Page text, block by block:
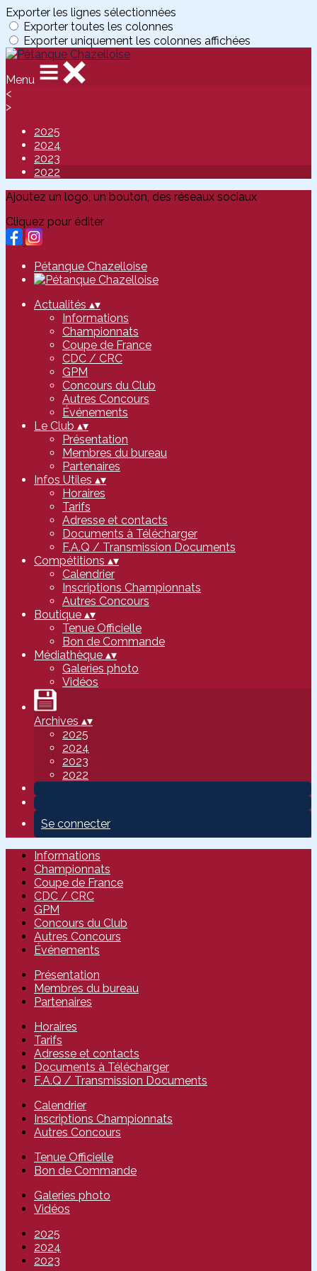
Exporter les lignes sélectionnées
Exporter toutes les colonnes
Exporter uniquement les colonnes affichées
Menu
<
>
2025
2024
2023
2022
Ajoutez un logo, un bouton, des réseaux sociaux
Cliquez pour éditer
Pétanque Chazelloise
Actualités ▴▾
Informations
Championnats
Coupe de France
CDC / CRC
GPM
Concours du Club
Autres Concours
Événements
Le Club ▴▾
Présentation
Membres du bureau
Partenaires
Infos Utiles ▴▾
Horaires
Tarifs
Adresse et contacts
Documents à Télécharger
F.A.Q / Transmission Documents
Compétitions ▴▾
Calendrier
Inscriptions Championnats
Autres Concours
Boutique ▴▾
Tenue Officielle
Bon de Commande
Médiathèque ▴▾
Galeries photo
Vidéos
Archives ▴▾
2025
2024
2023
2022
Se connecter
Informations
Championnats
Coupe de France
CDC / CRC
GPM
Concours du Club
Autres Concours
Événements
Présentation
Membres du bureau
Partenaires
Horaires
Tarifs
Adresse et contacts
Documents à Télécharger
F.A.Q / Transmission Documents
Calendrier
Inscriptions Championnats
Autres Concours
Tenue Officielle
Bon de Commande
Galeries photo
Vidéos
2025
2024
2023